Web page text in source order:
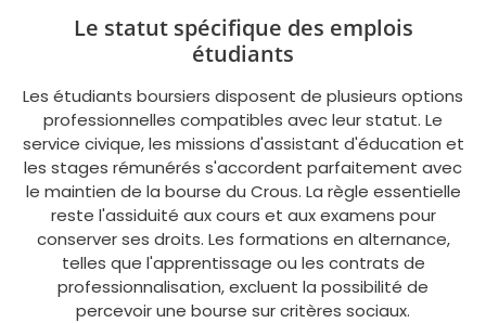
Le statut spécifique des emplois
étudiants
Les étudiants boursiers disposent de plusieurs options
professionnelles compatibles avec leur statut. Le
service civique, les missions d'assistant d'éducation et
les stages rémunérés s'accordent parfaitement avec
le maintien de la bourse du Crous. La règle essentielle
reste l'assiduité aux cours et aux examens pour
conserver ses droits. Les formations en alternance,
telles que l'apprentissage ou les contrats de
professionnalisation, excluent la possibilité de
percevoir une bourse sur critères sociaux.